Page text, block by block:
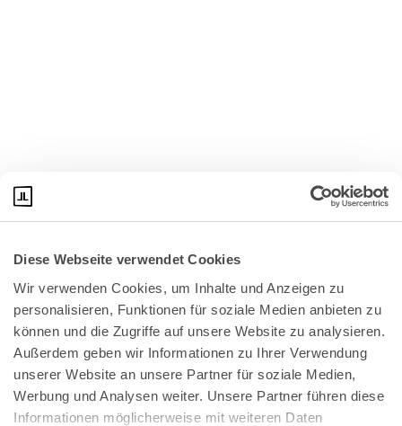
Diese Webseite verwendet Cookies
Wir verwenden Cookies, um Inhalte und Anzeigen zu
personalisieren, Funktionen für soziale Medien anbieten zu
können und die Zugriffe auf unsere Website zu analysieren.
Außerdem geben wir Informationen zu Ihrer Verwendung
unserer Website an unsere Partner für soziale Medien,
Werbung und Analysen weiter. Unsere Partner führen diese
Informationen möglicherweise mit weiteren Daten
Bundeskanzlerplatz 2
53113 Bonn